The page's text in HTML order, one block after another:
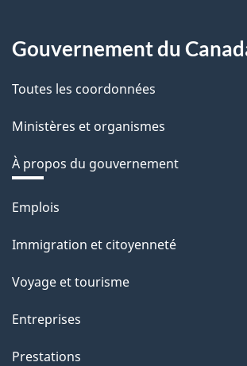
Gouvernement du
Toutes les coordonnées
Ministères et organismes
À propos du gouvernement
Thèmes
sujets
Emplois
Immigration et citoyenneté
Voyage et tourisme
Entreprises
Prestations